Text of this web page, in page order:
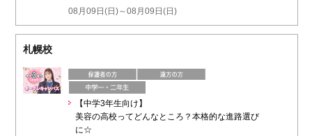
08月09日(日)～08月09日(日)
札幌校
【中学3年生向け】
美容の高校ってどんなところ？本格的な進路選び
に☆